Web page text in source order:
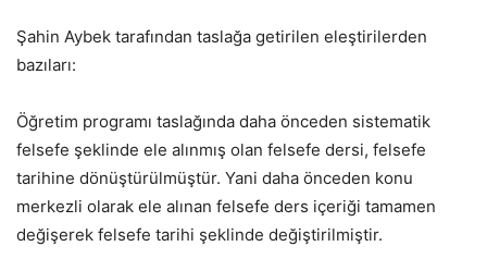
Şahin Aybek tarafından taslağa getirilen eleştirilerden
bazıları:
Öğretim programı taslağında daha önceden sistematik
felsefe şeklinde ele alınmış olan felsefe dersi, felsefe
tarihine dönüştürülmüştür. Yani daha önceden konu
merkezli olarak ele alınan felsefe ders içeriği tamamen
değişerek felsefe tarihi şeklinde değiştirilmiştir.